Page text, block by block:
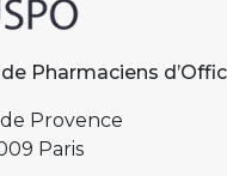
Pharmaciens
Provence
Paris